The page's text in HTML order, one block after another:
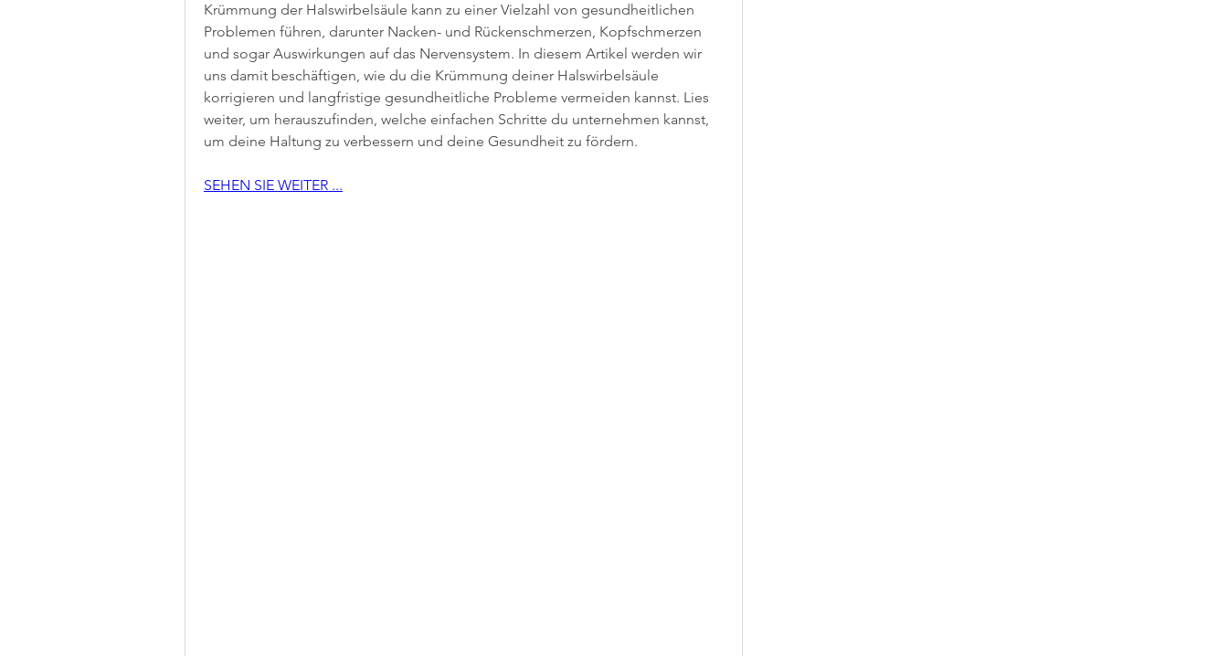
Krümmung der Halswirbelsäule kann zu einer Vielzahl von gesundheitlichen
Problemen führen, darunter Nacken- und Rückenschmerzen, Kopfschmerzen
und sogar Auswirkungen auf das Nervensystem. In diesem Artikel werden wir
uns damit beschäftigen, wie du die Krümmung deiner Halswirbelsäule
korrigieren und langfristige gesundheitliche Probleme vermeiden kannst. Lies
weiter, um herauszufinden, welche einfachen Schritte du unternehmen kannst,
um deine Haltung zu verbessern und deine Gesundheit zu fördern.
SEHEN SIE WEITER ...